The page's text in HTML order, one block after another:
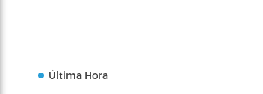
Última Hora